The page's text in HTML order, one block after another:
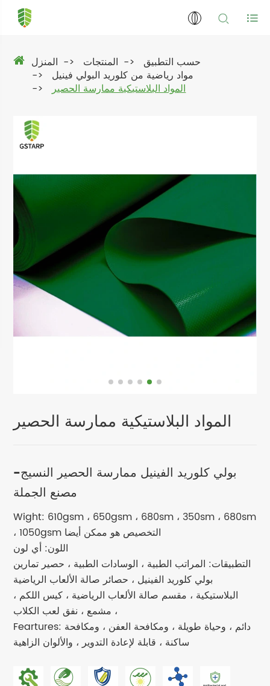
المنزل المنتجات
حسب التطبيق
مواد رياضية من كلوريد البولي فينيل
المواد البلاستيكية ممارسة الحصير
المواد البلاستيكية ممارسة الحصير
بولي كلوريد الفينيل ممارسة الحصير النسيج-
مصنع الجملة
Wight: 610gsm ، 650gsm ، 680sm ، 350sm ، 680sm
، 1050gsm التخصيص هو ممكن أيضا
اللون: أي لون
التطبيقات: المراتب الطبية ، الوسادات الطبية ، حصير تمارين
بولي كلوريد الفينيل ، حصائر صالة الألعاب الرياضية
البلاستيكية ، مقسم صالة الألعاب الرياضية ، كيس اللكم ،
مشمع ، نفق لعب الكلاب ،
Feartures: دائم ، وحياة طويلة ، ومكافحة العفن ، ومكافحة
ساكنة ، قابلة لإعادة التدوير ، والألوان الزاهية